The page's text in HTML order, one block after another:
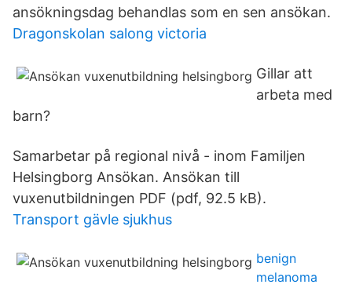
ansökningsdag behandlas som en sen ansökan.
Dragonskolan salong victoria
Gillar att
arbeta med
barn?
Samarbetar på regional nivå - inom Familjen
Helsingborg Ansökan. Ansökan till
vuxenutbildningen PDF (pdf, 92.5 kB).
Transport gävle sjukhus
benign
melanoma